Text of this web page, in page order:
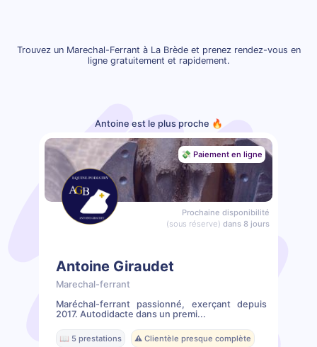
Trouvez un Marechal-Ferrant à La Brède et prenez rendez-vous en
ligne gratuitement et rapidement.
Antoine est le plus proche 🔥
💸 Paiement en ligne
Prochaine disponibilité
(sous réserve) dans 8 jours
Antoine Giraudet
Marechal-ferrant
Maréchal-ferrant passionné, exerçant depuis
2017. Autodidacte dans un premi...
📖 5 prestations ⚠️ Clientèle presque complète